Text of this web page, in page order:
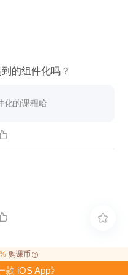
的组件化吗？
化的课程哈
购课币
iOS App》
